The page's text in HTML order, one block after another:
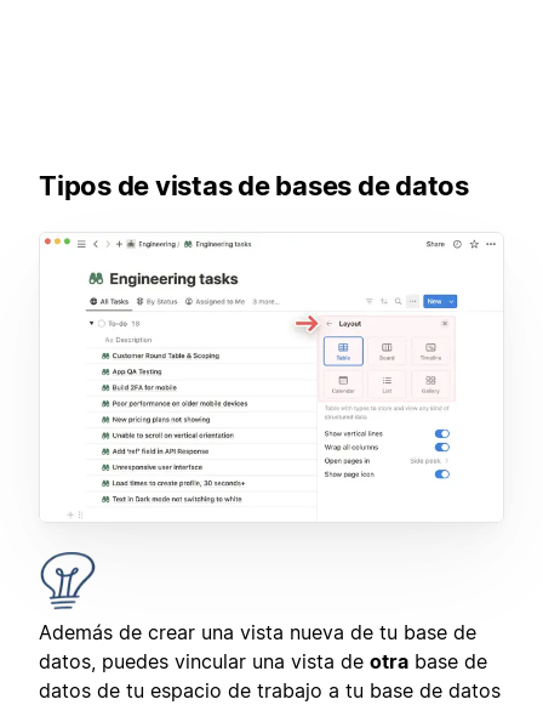
Tipos de vistas de bases de datos
Además de crear una vista nueva de tu base de
datos, puedes vincular una vista de otra base de
datos de tu espacio de trabajo a tu base de datos